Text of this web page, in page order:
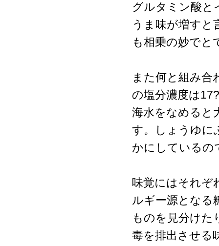
グルタミン酸と
うま味が増すと
も相乗の妙でと
また何と組み合
の塩分濃度は
海水をなめると
す。しょうゆに
かにしているの
味覚にはそれぞ
ルギー源となる
ものを見分けた
毒を排出させる